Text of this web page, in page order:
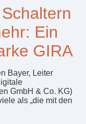
Ein
GIRA
Bayer, Leiter
GmbH & Co. KG)
als „die mit den